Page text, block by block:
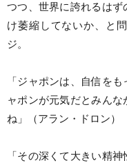
つつ、世界に誇れるは
け萎縮してないか、と
ジ。
「ジャポンは、自信を
ャポンが元気だとみん
ね」（アラン・ドロン）
「その深くて大きい精